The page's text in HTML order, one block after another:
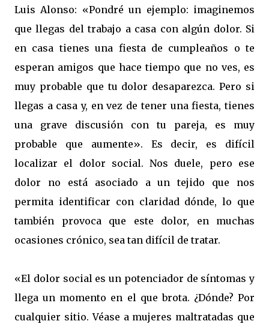
Luis Alonso: «Pondré un ejemplo: imaginemos
que llegas del trabajo a casa con algún dolor. Si
en casa tienes una fiesta de cumpleaños o te
esperan amigos que hace tiempo que no ves, es
muy probable que tu dolor desaparezca. Pero si
llegas a casa y, en vez de tener una fiesta, tienes
una grave discusión con tu pareja, es muy
probable que aumente». Es decir, es difícil
localizar el dolor social. Nos duele, pero ese
dolor no está asociado a un tejido que nos
permita identificar con claridad dónde, lo que
también provoca que este dolor, en muchas
ocasiones crónico, sea tan difícil de tratar.
«El dolor social es un potenciador de síntomas y
llega un momento en el que brota. ¿Dónde? Por
cualquier sitio. Véase a mujeres maltratadas que